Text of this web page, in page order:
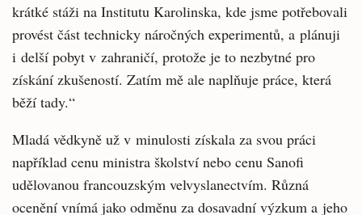
krátké stáži na Institutu Karolinska, kde jsme potřebovali
provést část technicky náročných experimentů, a plánuji
i delší pobyt v zahraničí, protože je to nezbytné pro
získání zkušeností. Zatím mě ale naplňuje práce, která
běží tady.“
Mladá vědkyně už v minulosti získala za svou práci
například cenu ministra školství nebo cenu Sanofi
udělovanou francouzským velvyslanectvím. Různá
ocenění vnímá jako odměnu za dosavadní výzkum a jeho